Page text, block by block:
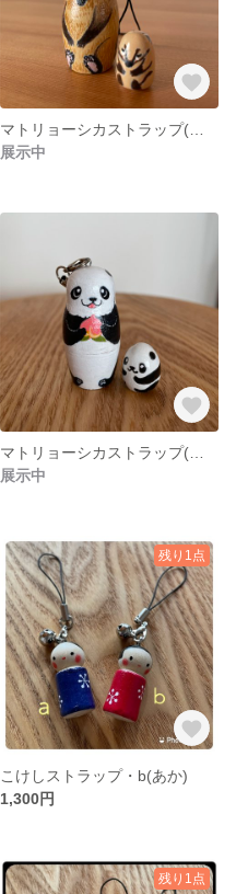
展示中
展示中
残り1点
こけしストラップ・b(あか)
1,300円
残り1点